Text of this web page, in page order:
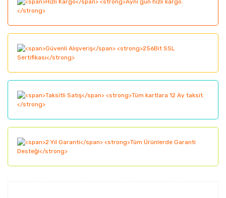
Görüş ve önerileriniz için teşekkür ederiz.
Ürün resmi kalitesiz, bozuk veya görüntülenemiyor.
Ürün açıklamasında eksik bilgiler bulunuyor.
Bu ürüne benzer farklı alternatifler olmalı.